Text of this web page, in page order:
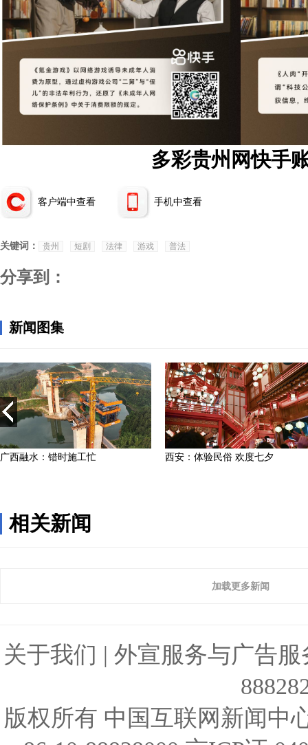
多彩贵州网快手
客户端中查看 手机中查看
关键词： 贵州 短剧 法律 游戏 普法
分享到：
相关新闻
加载更多新闻
关于我们 | 外宣服务与广告服
版权所有 中国互联网新闻中